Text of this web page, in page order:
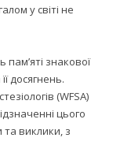
у світі не
пам’яті знакової
досягнень.
(WFSA)
цього
та виклики, з